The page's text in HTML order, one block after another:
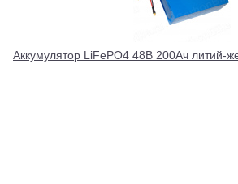
Аккумулятор LiFePO4 48В 200Ач литий-